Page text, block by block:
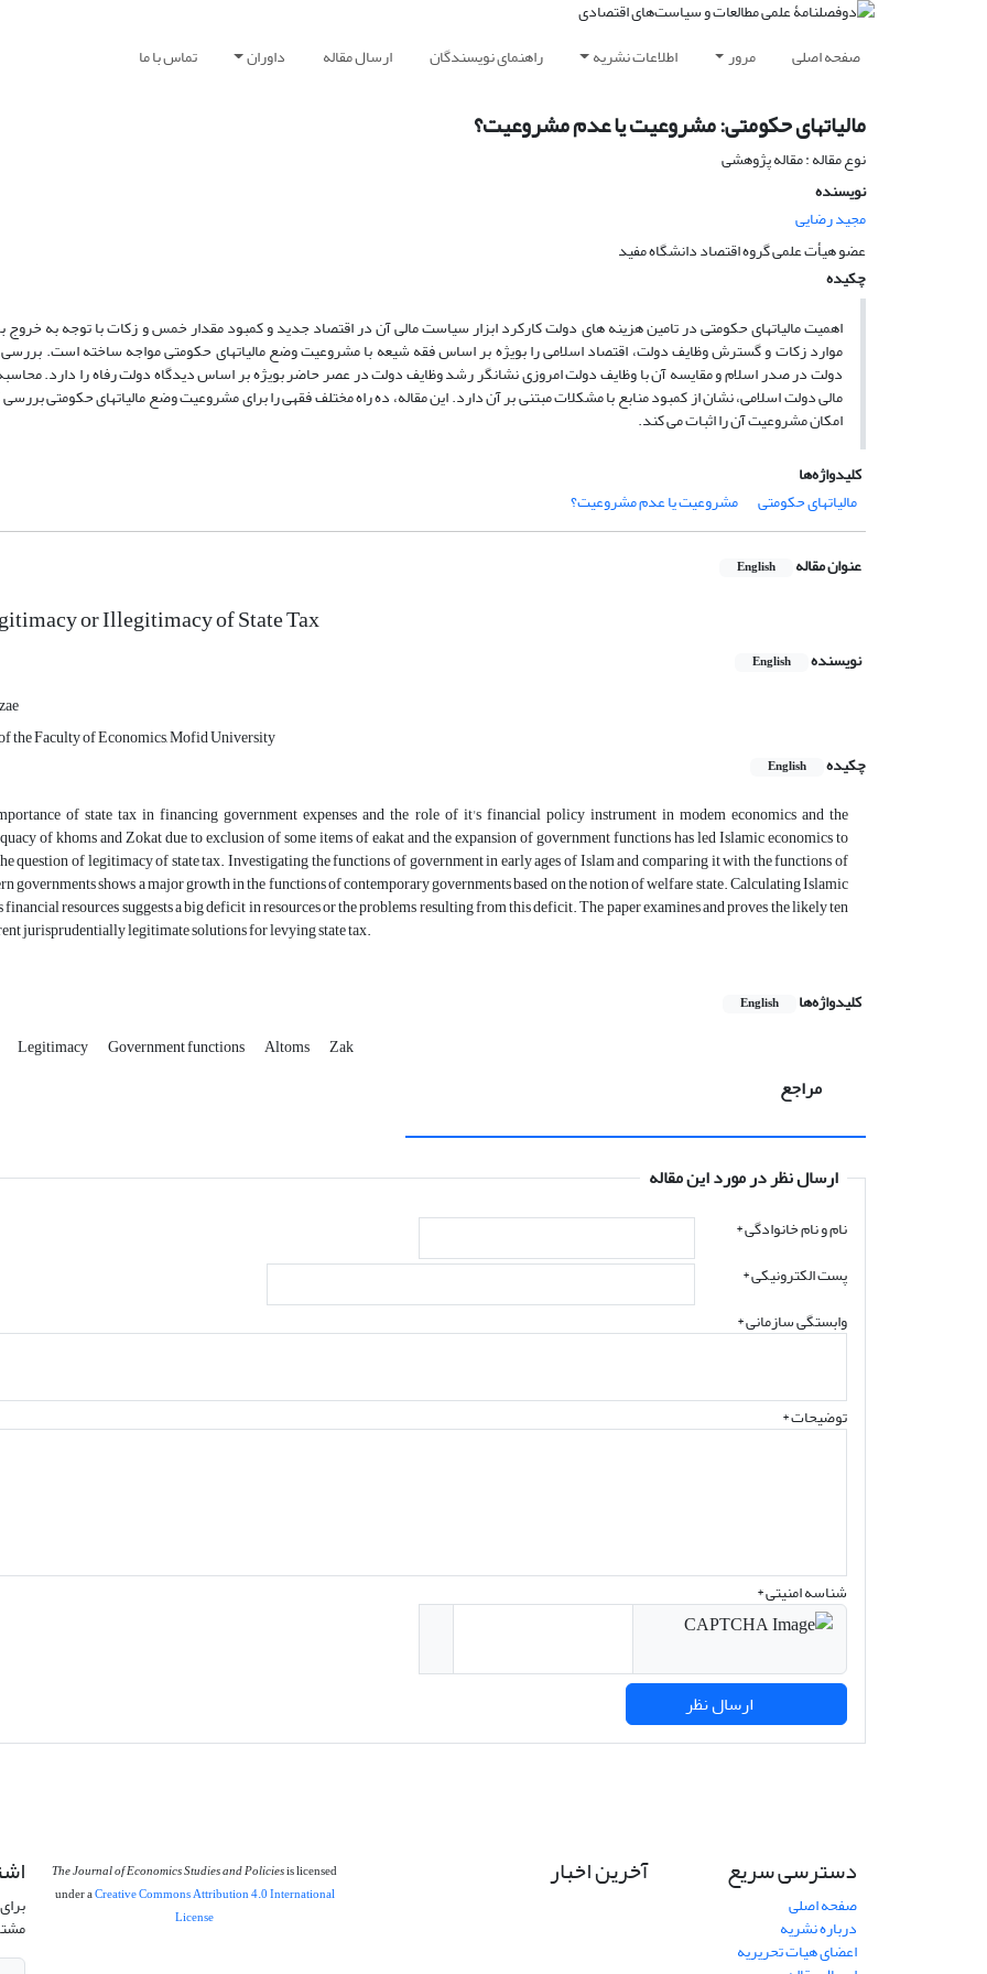
صفحه اصلی مرور اطلاعات نشریه راهنمای نویسندگان ارسال مقاله داوران تماس با ما
مالیاتهای حکومتی: مشروعیت یا عدم مشروعیت؟
نوع مقاله : مقاله پژوهشی
نویسنده
مجید رضایى
عضو هیأت علمى گروه اقتصاد دانشگاه مفید
چکیده
اهمیت مالیاتهای حکومتی در تامین هزینه های دولت کارکرد ابزار سیاست مالی آن در اقتصاد جدید و کمبود مقدار خمس و زکات با توجه به خروج
موارد زکات و گسترش وظایف دولت، اقتصاد اسلامی را بویژه بر اساس فقه شیعه با مشروعیت وضع مالیاتهای حکومتی مواجه ساخته است.
دولت در صدر اسلام و مقایسه آن با وظایف دولت امروزی نشانگر رشد وظایف دولت در عصر حاضر بویژه بر اساس دیدگاه دولت رفاه را دارد.
مالی دولت اسلامی، نشان از کمبود منابع با مشکلات مبتنی بر آن دارد. این مقاله، ده راه مختلف فقهی را برای مشروعیت وضع مالیاتهای حکومتی
امکان مشروعیت آن را اثبات می کند.
کلیدواژه‌ها
مالیاتهاى حکومتى
مشروعیت یا عدم مشروعیت؟
عنوان مقاله English
or Illegitimacy of State Tax
نویسنده English
the Faculty of Economics, Mofid University
چکیده
English
of state tax in financing government expenses and the role of it's financial policy instrument in modem economics and the
of khoms and Zokat due to exclusion of some items of eakat and the expansion of government functions has led Islamic economics to
question of legitimacy of state tax. Investigating the functions of government in early ages of Islam and comparing it with the functions of
governments shows a major growth in the functions of contemporary governments based on the notion of welfare state. Calculating Islamic
financial resources suggests a big deficit in resources or the problems resulting from this deficit. The paper examines and proves the likely ten
jurisprudentially legitimate solutions for levying state tax.
کلیدواژه‌ها English
Legitimacy Government functions Altoms Zak
مراجع
ارسال نظر در مورد این مقاله
نام و نام خانوادگی*
پست الکترونیکی*
وابستگی سازمانی *
توضیحات *
شناسه امنیتی *
دسترسی سریع
صفحه اصلی
درباره نشریه
اعضای هیات تحریریه
آخرین اخبار The Journal of Economics Studies and Policiesis licensed
under aCreative Commons Attribution 4.0 International
License